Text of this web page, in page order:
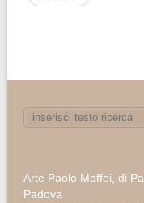
Arte Paolo Maffei, di
Padova